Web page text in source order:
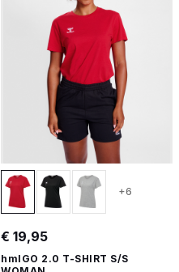
+6
€ 19,95
hmlGO 2.0 T-SHIRT S/S